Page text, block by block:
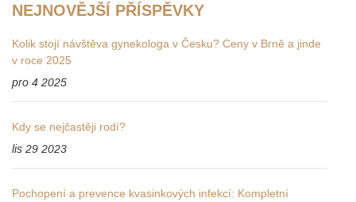
NEJNOVĚJŠÍ PŘÍSPĚVKY
Kolik stojí návštěva gynekologa v Česku? Ceny v Brně a jinde
v roce 2025
pro 4 2025
Kdy se nejčastěji rodí?
lis 29 2023
Pochopení a prevence kvasinkových infekcí: Kompletní